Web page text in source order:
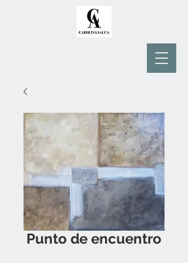
Punto de encuentro